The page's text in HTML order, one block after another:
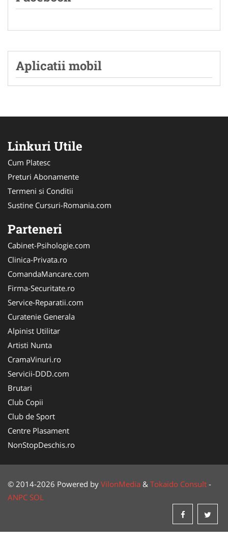
Aplicatii mobil
Linkuri Utile
Cum Platesc
Preturi Abonamente
Termeni si Conditii
Sustine Cursuri-Romania.com
Parteneri
Cabinet-Psihologie.com
Clinica-Privata.ro
ComandaMancare.com
Firma-Securitate.ro
Service-Reparatii.com
Curatenie Generala
Alpinist Utilitar
Artisti Nunta
CramaVinuri.ro
Servicii-DDD.com
Brutari
Club Copii
Club de Sport
Centre Plasament
NonStopDeschis.ro
© 2014-2026 Powered by VilonMedia & Tokaido Consult -
ANPC SOL